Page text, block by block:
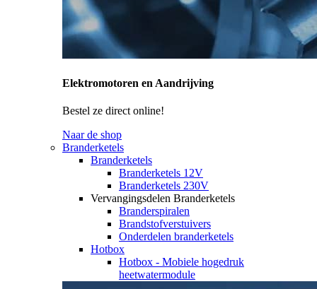
Elektromotoren en Aandrijving
Bestel ze direct online!
Naar de shop
Branderketels
Branderketels
Branderketels 12V
Branderketels 230V
Vervangingsdelen Branderketels
Branderspiralen
Brandstofverstuivers
Onderdelen branderketels
Hotbox
Hotbox - Mobiele hogedruk
heetwatermodule